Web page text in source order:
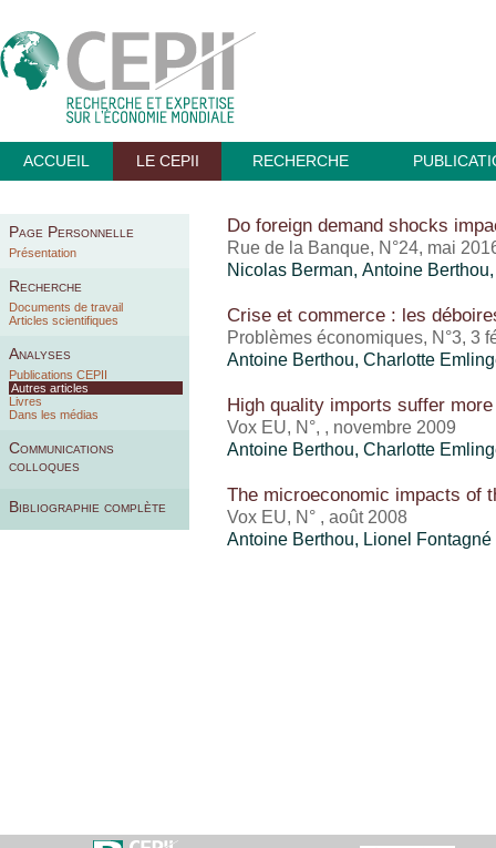
ACCUEIL LE CEPII RECHERCHE
Page Personnelle
Présentation
Recherche
Documents de travail
Articles scientifiques
Analyses
Publications CEPII
Autres articles
Livres
Dans les médias
Communications
colloques
Bibliographie complète
Do foreign demand shocks
Rue de la Banque, N°24, mai
Nicolas Berman, Antoine Berthou
Crise et commerce : les
Problèmes économiques, N°3, 3
Antoine Berthou, Charlotte
High quality imports suffer
Vox EU, N°, , novembre 2009
Antoine Berthou, Charlotte
The microeconomic impacts of
Vox EU, N° , août 2008
Antoine Berthou, Lionel Fontagné